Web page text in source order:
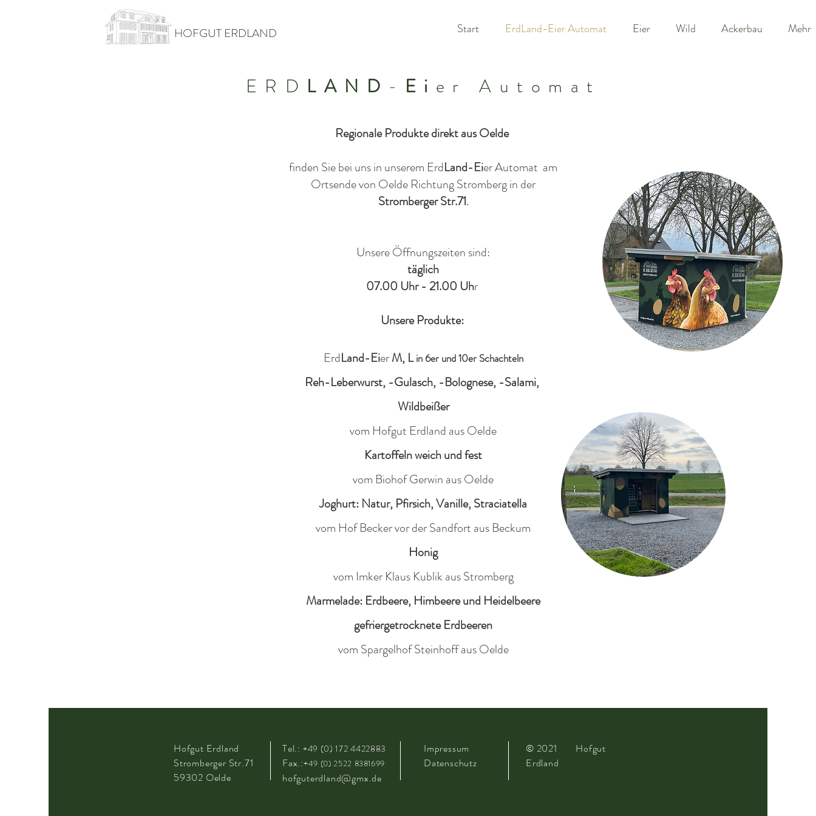
HOFGUT ERDLAND Start ErdLand-Eier Automat Eier Wild Ackerbau Mehr
ERD LAND - Ei er Automat
Regionale Produkte direkt aus Oelde
finden Sie bei uns in unserem ErdLand-Eier Automat am
Ortsende von Oelde Richtung Stromberg in der
Stromberger Str.71.
Unsere Öffnungszeiten sind:
täglich
07.00 Uhr - 21.00 Uhr
UnsereProdukte:
ErdLand-EierM, Lin 6er und 10er Schachteln
Reh-Leberwurst, -Gulasch, -Bolognese, -Salami,
Wildbeißer
vom Hofgut Erdland aus Oelde
Kartoffeln weich und fest
vom Biohof Gerwin aus Oelde
Joghurt: Natur, Pfirsich, Vanille, Straciatella
vom Hof Becker vor der Sandfort aus Beckum
Honig
vom Imker Klaus Kublik aus Stromberg
Marmelade: Erdbeere, Himbeere und Heidelbeere
gefriergetrocknete Erdbeeren
vom Spargelhof Steinhoff aus Oelde
Hofgut Erdland
Stromberger Str.71
59302 Oelde
Tel.: +49 (0) 172 4422883
Fax.:+49 (0) 2522 8381699
hofguterdland@gmx.de
Impressum
Datenschutz
© 2021 Hofgut
Erdland